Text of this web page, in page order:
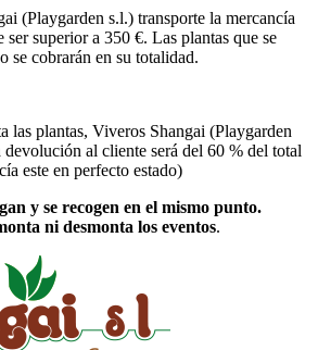
(Playgarden s.l.) transporte la mercancía
ser superior a 350 €. Las plantas que se
se cobrarán en su totalidad.
las plantas, Viveros Shangai (Playgarden
al cliente será del 60 % del total
este en perfecto estado)
y se recogen en el mismo punto.
ni desmonta los eventos.